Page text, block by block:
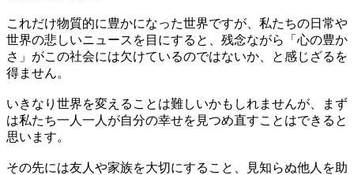
これだけ物質的に豊かになった世界ですが、私たちの日常や
世界の悲しいニュースを目にすると、残念ながら「心の豊か
さ」がこの社会には欠けているのではないか、と感じざるを
得ません。
いきなり世界を変えることは難しいかもしれませんが、まず
は私たち一人一人が自分の幸せを見つめ直すことはできると
思います。
その先には友人や家族を大切にすること、見知らぬ他人を助